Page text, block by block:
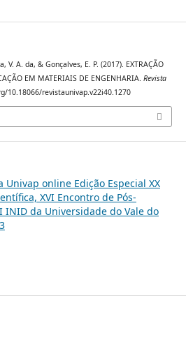
V. A. da, & Gonçalves, E. P. (2017). EXTRAÇÃO
EM MATERIAIS DE ENGENHARIA. Revista
10.18066/revistaunivap.v22i40.1270
Univap online Edição Especial XX
XVI Encontro de Pós-
INID da Universidade do Vale do